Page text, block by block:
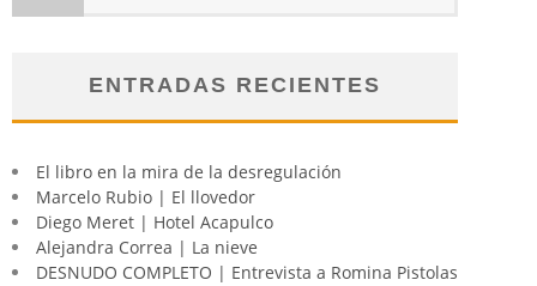
ENTRADAS RECIENTES
El libro en la mira de la desregulación
Marcelo Rubio | El llovedor
Diego Meret | Hotel Acapulco
Alejandra Correa | La nieve
DESNUDO COMPLETO | Entrevista a Romina Pistolas